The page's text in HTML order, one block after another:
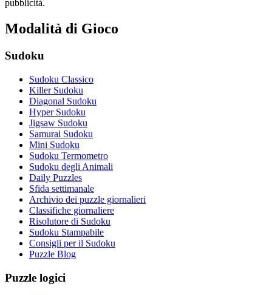
pubblicità.
Modalità di Gioco
Sudoku
Sudoku Classico
Killer Sudoku
Diagonal Sudoku
Hyper Sudoku
Jigsaw Sudoku
Samurai Sudoku
Mini Sudoku
Sudoku Termometro
Sudoku degli Animali
Daily Puzzles
Sfida settimanale
Archivio dei puzzle giornalieri
Classifiche giornaliere
Risolutore di Sudoku
Sudoku Stampabile
Consigli per il Sudoku
Puzzle Blog
Puzzle logici